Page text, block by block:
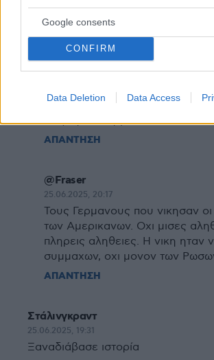
Google consents
CONFIRM
Data Deletion Data Access
Τους Γερμανούς του νίκησαν οι
ΑΠΑΝΤΗΣΗ
6-6-1944
25.06.2025, 20:03
6 Ιουνίου 1944. 7 χιλιάδες πλοία,
αεροπλάνα μέσα σε λίγες ώρες
Μάγχη και Γερμανία τετέλεσται
ΑΠΑΝΤΗΣΗ
@Fraser
25.06.2025, 20:17
Τους Γερμανους που νικησαν
των Αμερικανων. Οχι μισες
πληρεις αληθειες. Η νικη ηταν
συμμαχων, οχι μονον των
ΑΠΑΝΤΗΣΗ
Στάλινγκραντ
25.06.2025, 19:31
Ξαναδιάβασε ιστορία